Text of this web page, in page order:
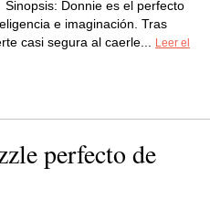
Sinopsis: Donnie es el perfecto
e imaginación. Tras
casi segura al caerle...
Leer el
perfecto de